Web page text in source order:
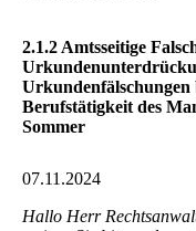
2.1.2 Amtsseitige
Berufstätigkeit des
Sommer
07.11.2024
Hallo Herr